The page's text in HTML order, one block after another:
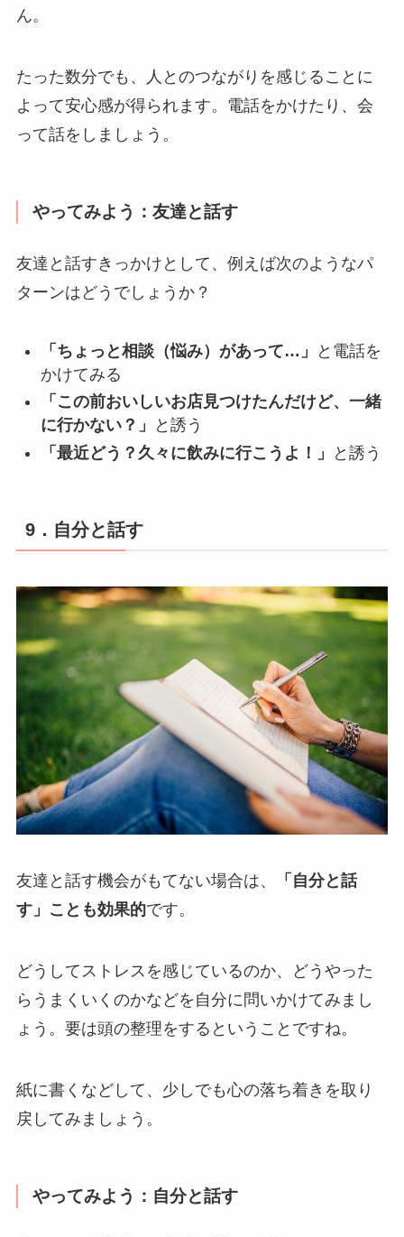
ん。
たった数分でも、人とのつながりを感じることに
よって安心感が得られます。電話をかけたり、会
って話をしましょう。
やってみよう：友達と話す
友達と話すきっかけとして、例えば次のようなパ
ターンはどうでしょうか？
「ちょっと相談（悩み）があって…」
と電話を
かけてみる
「この前おいしいお店見つけたんだけど、一緒
に行かない？」
と誘う
「最近どう？久々に飲みに行こうよ！」
と誘う
9．自分と話す
友達と話す機会がもてない場合は、
「自分と話
す」ことも効果的です。
どうしてストレスを感じているのか、どうやった
らうまくいくのかなどを自分に問いかけてみまし
ょう。要は頭の整理をするということですね。
紙に書くなどして、少しでも心の落ち着きを取り
戻してみましょう。
やってみよう：自分と話す